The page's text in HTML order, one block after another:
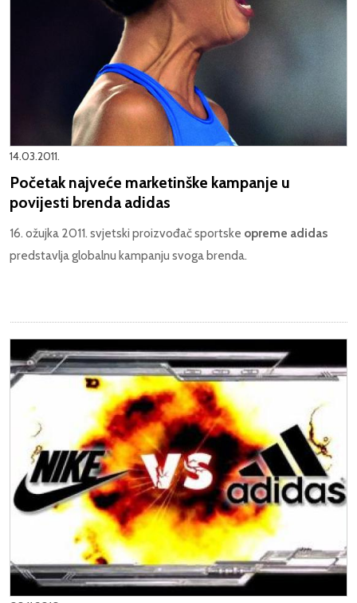
14.03.2011.
Početak najveće marketinške kampanje u
povijesti brenda adidas
16. ožujka 2011. svjetski proizvođač sportske opreme adidas
predstavlja globalnu kampanju svoga brenda.